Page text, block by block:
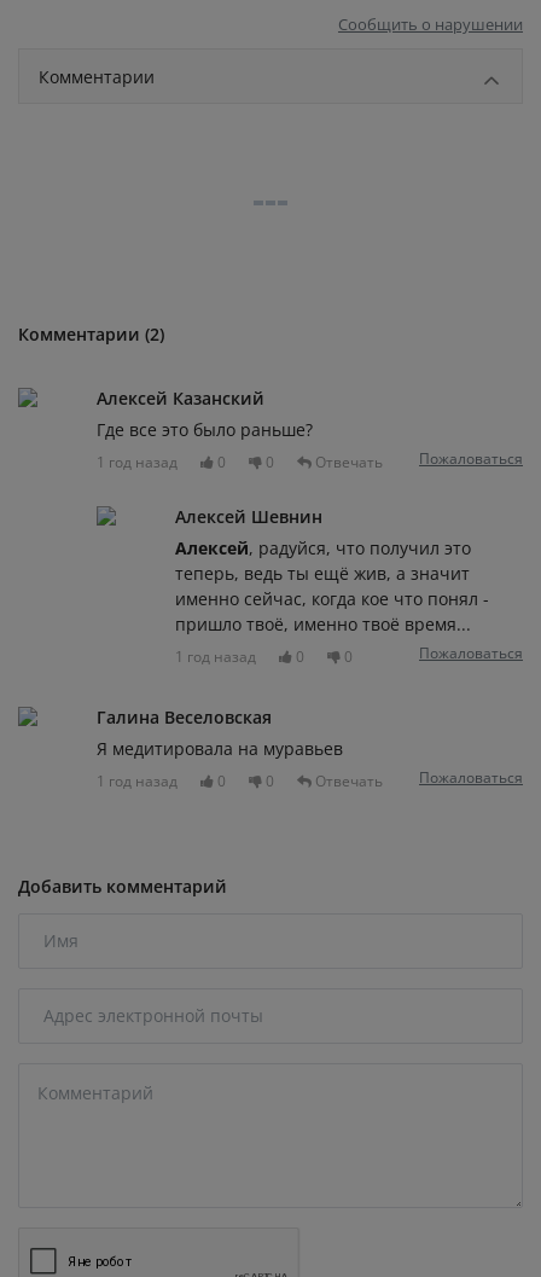
Сообщить о нарушении
Комментарии
Комментарии (2)
Алексей Казанский
Где все это было раньше?
1 год назад 0 0 Отвечать Пожаловаться
Алексей Шевнин
Алексей, радуйся, что получил это
теперь, ведь ты ещё жив, а значит
именно сейчас, когда кое что понял -
пришло твоё, именно твоё время...
1 год назад 0 0 Пожаловаться
Галина Веселовская
Я медитировала на муравьев
1 год назад 0 0 Отвечать Пожаловаться
Добавить комментарий